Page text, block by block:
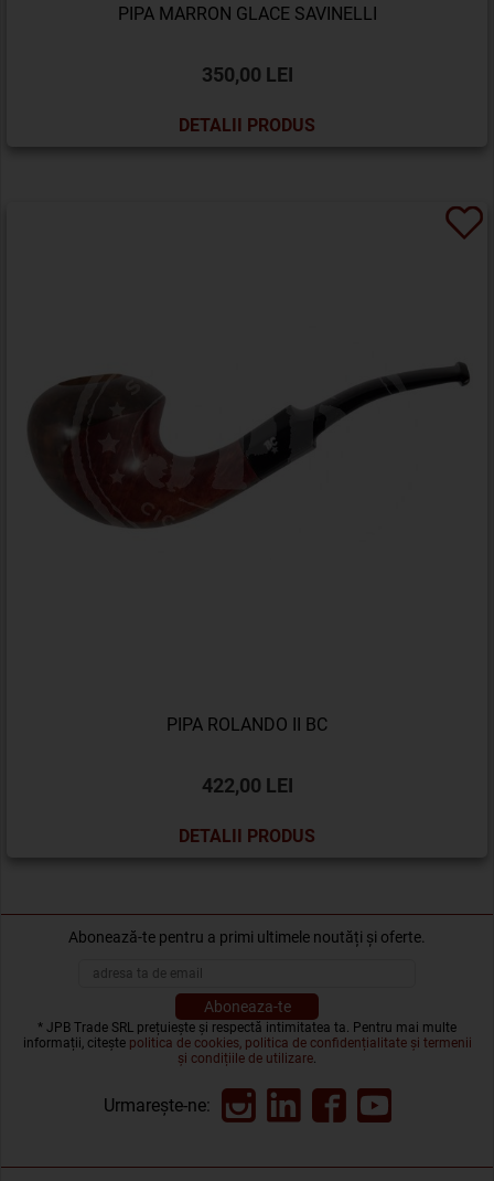
PIPA MARRON GLACE SAVINELLI
350,00 LEI
DETALII PRODUS
PIPA ROLANDO II BC
422,00 LEI
DETALII PRODUS
Abonează-te pentru a primi ultimele noutăți și oferte.
* JPB Trade SRL prețuiește și respectă intimitatea ta. Pentru mai multe
informații, citește politica de cookies, politica de confidențialitate și termenii
și condițiile de utilizare.
Urmarește-ne: